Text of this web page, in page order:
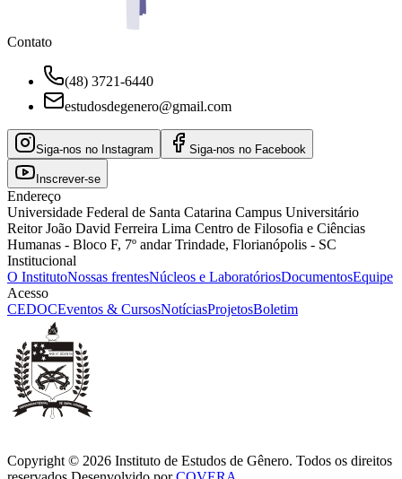
Contato
(48) 3721-6440
estudosdegenero@gmail.com
Siga-nos no Instagram Siga-nos no Facebook
Inscrever-se
Endereço
Universidade Federal de Santa Catarina Campus Universitário
Reitor João David Ferreira Lima Centro de Filosofia e Ciências
Humanas - Bloco F, 7º andar Trindade, Florianópolis - SC
Institucional
O InstitutoNossas frentesNúcleos e LaboratóriosDocumentosEquipe
Acesso
CEDOCEventos & CursosNotíciasProjetosBoletim
Copyright © 2026 Instituto de Estudos de Gênero. Todos os direitos